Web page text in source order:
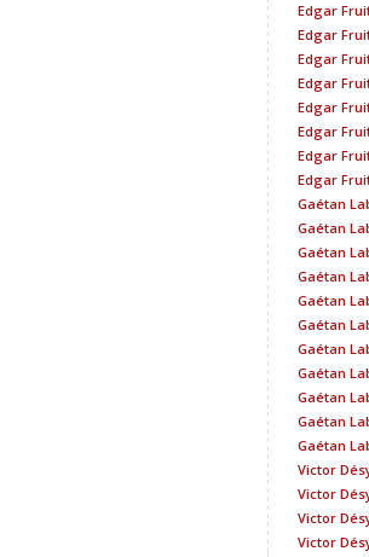
Edgar
Edgar
Edgar
Edgar
Edgar
Edgar
Edgar
Edgar
Gaétan
Gaétan
Gaétan
Gaétan
Gaétan
Gaétan
Gaétan
Gaétan
Gaétan
Gaétan
Gaétan
Victor
Victor
Victor
Victor